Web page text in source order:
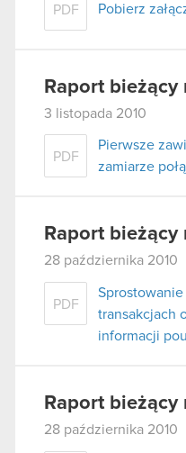
PDF Pobierz
Raport
3 listopada 2010
PDF
Pierwsze
zamiarze
Raport bieżący
28 października 2010
PDF
transakcjach
informacji
Raport
28 października 2010